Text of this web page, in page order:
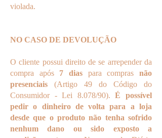
violada.
NO CASO DE DEVOLUÇÃO
O cliente possui direito de se arrepender da
compra após 7 dias para comprasnão
presenciais (Artigo 49 do Código do
Consumidor - Lei 8.078/90). É possível
pedir o dinheiro de volta para a loja
desde que o produto não tenha sofrido
nenhum dano ou sido exposto a